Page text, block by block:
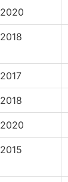
2020
2018
2017
2018
2020
2015